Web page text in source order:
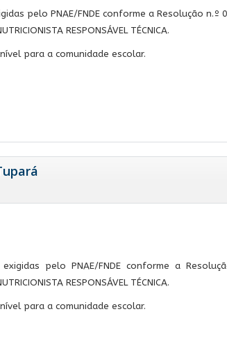
pelo PNAE/FNDE conforme a Resolução n.º
RESPONSÁVEL TÉCNICA.
para a comunidade escolar.
pelo PNAE/FNDE conforme a
RESPONSÁVEL TÉCNICA.
para a comunidade escolar.